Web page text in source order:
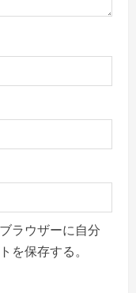
ラウザーに自分
を保存する。